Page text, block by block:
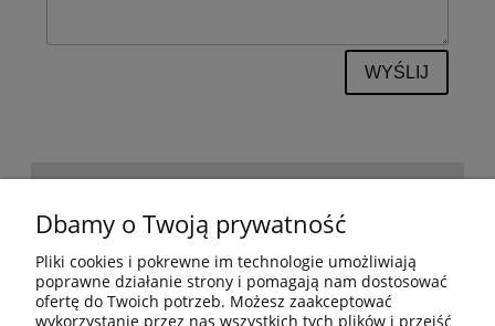
WYŚLIJ
BESTSELLERY
Dbamy o Twoją prywatność
Pliki cookies i pokrewne im technologie umożliwiają
poprawne działanie strony i pomagają nam dostosować
ofertę do Twoich potrzeb. Możesz zaakceptować
wykorzystanie przez nas wszystkich tych plików i przejść